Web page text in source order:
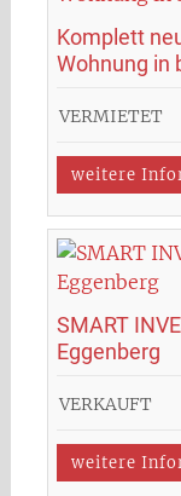
Komplett
Wohnung in
VERMIETET
weitere
SMART
Eggenberg
VERKAUFT
weitere